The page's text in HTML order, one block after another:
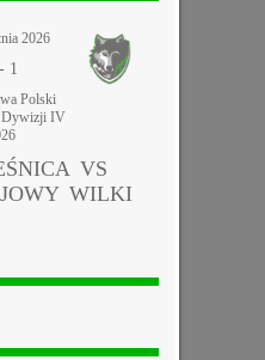
2026
1
Polski
Dywizji IV
VS
WILKI